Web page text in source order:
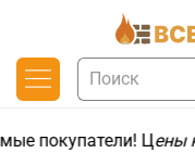
покупатели! Цены